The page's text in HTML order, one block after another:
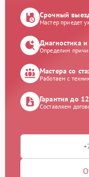
Срочный
Мастер приедет
Диагностика
Определим
Мастера со
Работаем с
Гарантия до
Составляем